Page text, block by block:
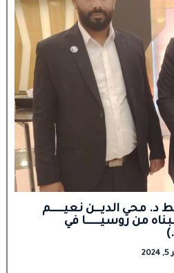
د. محي الديـــن نعيــــــم
من روسيـــــــا في